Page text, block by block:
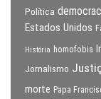
Política
Estados Unidos
História homofobia
Jornalismo
morte Papa